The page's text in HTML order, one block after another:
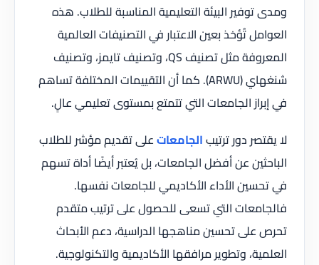
ومدى توفير البيئة التعليمية المناسبة للطلاب. هذه
العوامل تُؤخذ بعين الاعتبار في التصنيفات العالمية
المعروفة مثل تصنيف QS، وتصنيف تايمز، وتصنيف
شنغهاي (ARWU). كما أن التقييمات المختلفة تساهم
في إبراز الجامعات التي تتمتع بمستوى تعليمي عالٍ.
لا يقتصر دور ترتيبالجامعاتعلى تقديم مؤشر للطلاب
الباحثين عن أفضل الجامعات، بل يُعتبر أيضًا أداة تسهم
في تحسين الأداء الأكاديمي للجامعات نفسها.
فالجامعات التي تسعى للحصول على ترتيب متقدم
تحرص على تحسين مناهجها الدراسية، دعم الأبحاث
العلمية، وتطوير مرافقها الأكاديمية والتكنولوجية.